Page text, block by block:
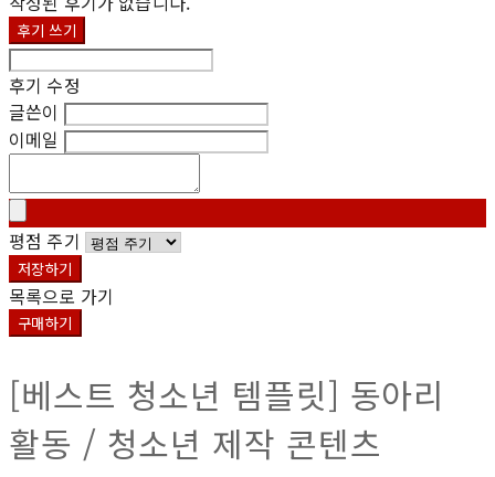
후기 쓰기
후기 수정
글쓴이
이메일
평점 주기
저장하기
목록으로 가기
구매하기
[베스트 청소년 템플릿] 동아리
활동 / 청소년 제작 콘텐츠